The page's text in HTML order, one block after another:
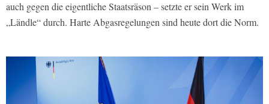
auch gegen die eigentliche Staatsräson – setzte er sein Werk im
„Ländle“ durch. Harte Abgasregelungen sind heute dort die Norm.